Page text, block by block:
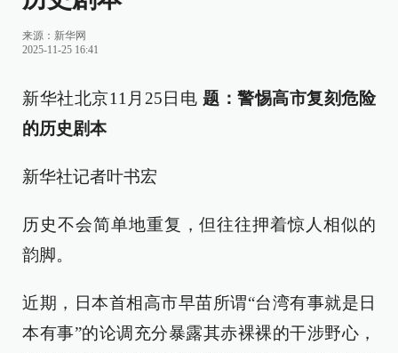
来源： 新华网
2025-11-25 16:41
新华社北京11月25日电 题：警惕高市复刻危险
的历史剧本
新华社记者叶书宏
历史不会简单地重复，但往往押着惊人相似的
韵脚。
近期，日本首相高市早苗所谓“台湾有事就是日
本有事”的论调充分暴露其赤裸裸的干涉野心，